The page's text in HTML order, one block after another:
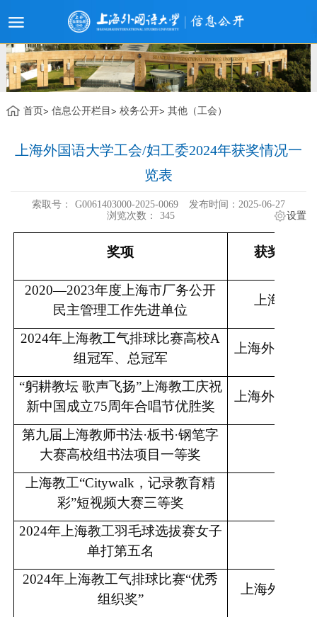
首页 信息公开栏目 校务公开 其他（工会）
上海外国语大学工会/妇工委2024年获奖情况一
览表
索取号： G0061403000-2025-0069
发布时间：2025-06-27
浏览次数：
345 设置
奖项 获奖单位
2020—2023年度上海市厂务公开
民主管理工作先进单位
上海外国
2024年上海教工气排球比赛高校A
组冠军、总冠军
上海外国语
“躬耕教坛 歌声飞扬”上海教工庆祝
新中国成立75周年合唱节优胜奖
上海外国语
第九届上海教师书法·板书·钢笔字
大赛高校组书法项目一等奖
上海教工“Citywalk，记录教育精
彩”短视频大赛三等奖
2024年上海教工羽毛球选拔赛女子
单打第五名
2024年上海教工气排球比赛“优秀
组织奖”
上海外国语